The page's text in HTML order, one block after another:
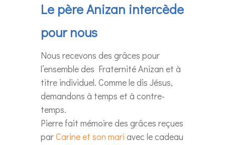
Le père Anizan intercède
pour nous
Nous recevons des grâces pour
l’ensemble des Fraternité Anizan et à
titre individuel. Comme le dis Jésus,
demandons à temps et à contre-
temps.
Pierre fait mémoire des grâces reçues
parCarine et son mari avec le cadeau